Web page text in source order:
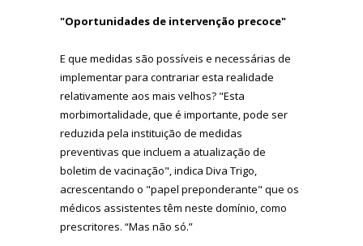
"Oportunidades de intervenção precoce"
E que medidas são possíveis e necessárias de
implementar para contrariar esta realidade
relativamente aos mais velhos? "Esta
morbimortalidade, que é importante, pode ser
reduzida pela instituição de medidas
preventivas que incluem a atualização de
boletim de vacinação", indica Diva Trigo,
acrescentando o "papel preponderante" que os
médicos assistentes têm neste domínio, como
prescritores. “Mas não só.”